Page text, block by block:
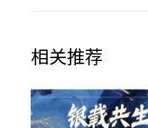
相关推荐